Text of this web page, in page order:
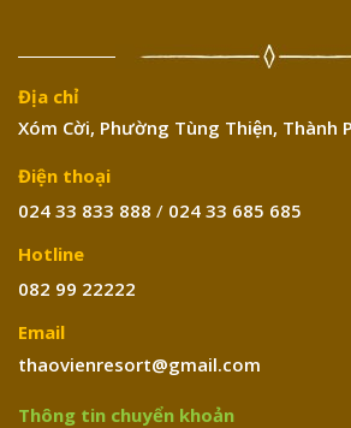
Địa chỉ
Xóm Cời, Phường Tùng Thiện, Thành
Điện thoại
024 33 833 888 / 024 33 685 685
Hotline
082 99 22222
Email
thaovienresort@gmail.com
Thông tin chuyển khoản